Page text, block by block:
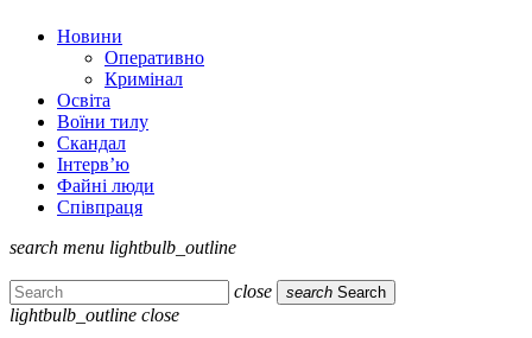
Новини
Оперативно
Кримінал
Освіта
Воїни тилу
Скандал
Інтерв’ю
Файні люди
Співпраця
search menu lightbulb_outline
close search Search
lightbulb_outline close